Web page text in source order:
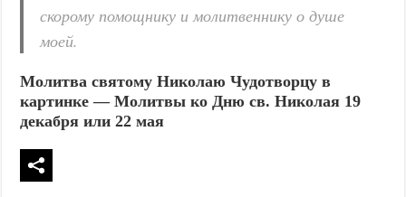
скорому помощнику и молитвеннику о душе
моей.
Молитва святому Николаю Чудотворцу в
картинке — Молитвы ко Дню св. Николая 19
декабря или 22 мая